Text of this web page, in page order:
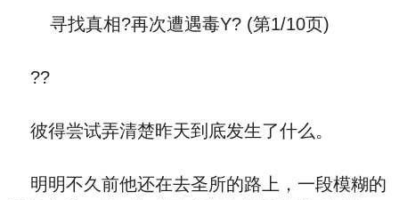
寻找真相?再次遭遇毒Y? (第1/10页)
??
彼得尝试弄清楚昨天到底发生了什么。
明明不久前他还在去圣所的路上，一段模糊的